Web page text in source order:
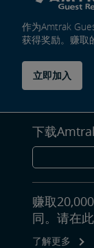
作为Amtrak
获得奖励。赚取
立即加入
下载
赚取
同。请在此
了解更多